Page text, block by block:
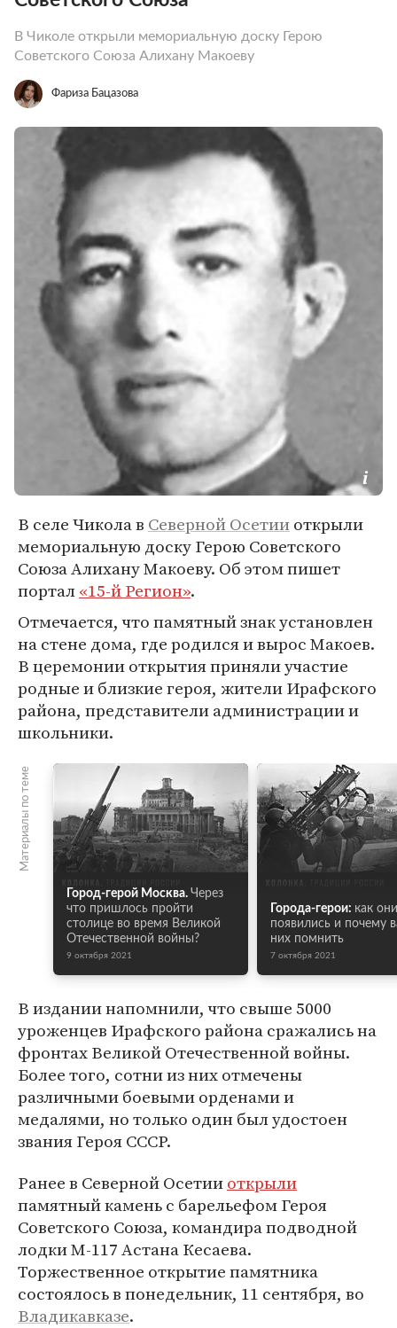
В Чиколе открыли мемориальную доску Герою
Советского Союза Алихану Макоеву
Фариза Бацазова
В селе Чикола в Северной Осетииоткрыли
мемориальную доску Герою Советского
Союза Алихану Макоеву. Об этом пишет
портал«15-й Регион».
Отмечается, что памятный знак установлен
на стене дома, где родился и вырос Макоев.
В церемонии открытия приняли участие
родные и близкие героя, жители Ирафского
района, представители администрации и
школьники.
Материалы по теме
Город-герой Москва. Через
что пришлось пройти
столице во время Великой
Отечественной войны?
9 октября 2021
Города-герои: как они
появились и почему
них помнить
7 октября 2021
В издании напомнили, что свыше 5000
уроженцев Ирафского района сражались на
фронтах Великой Отечественной войны.
Более того, сотни из них отмечены
различными боевыми орденами и
медалями, но только один был удостоен
звания Героя СССР.
Ранее в Северной Осетииоткрыли
памятный камень с барельефом Героя
Советского Союза, командира подводной
лодки М-117 Астана Кесаева.
Торжественное открытие памятника
состоялось в понедельник, 11 сентября, во
Владикавказе.